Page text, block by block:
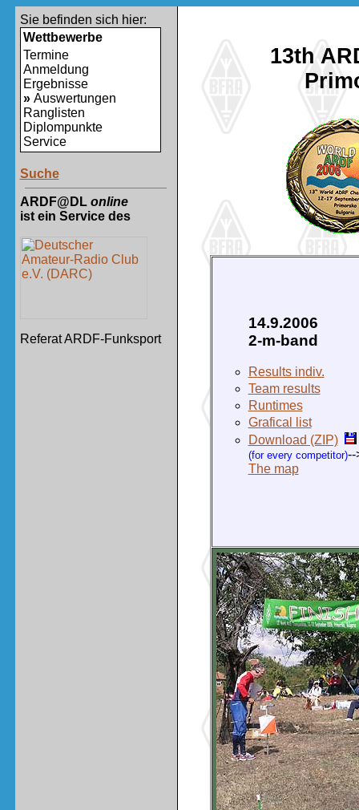
Sie befinden sich hier:
Wettbewerbe
Termine
Anmeldung
Ergebnisse
»Auswertungen
Ranglisten
Diplompunkte
Service
Suche
ARDF@DL online
ist ein Service des
Referat ARDF-Funksport
13th
14.9.2006
2-m-band
Results indiv.
Team results
Runtimes
Grafical list
Download (ZIP)
(for every competitor)--
The map